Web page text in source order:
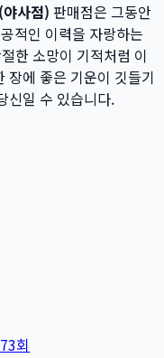
사점) 판매점은 그동안
적인 이력을 자랑하는
한 소망이 기적처럼 이
장에 좋은 기운이 깃들기
신일 수 있습니다.
회